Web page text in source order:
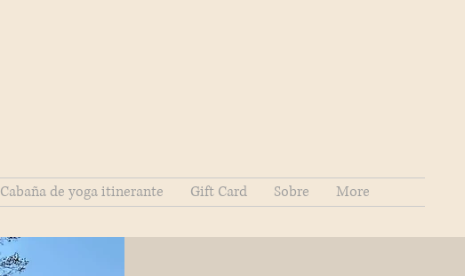
Cabaña de yoga itinerante Gift Card Sobre More